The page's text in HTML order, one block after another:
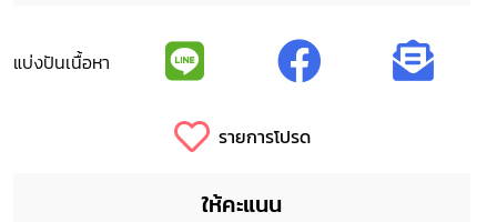
แบ่งปันเนื้อหา
รายการโปรด
ให้คะแนน